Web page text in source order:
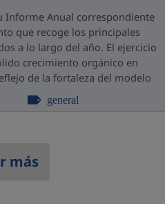
Informe Anual correspondiente
que recoge los principales
a lo largo del año. El ejercicio
crecimiento orgánico en
de la fortaleza del modelo
general
más